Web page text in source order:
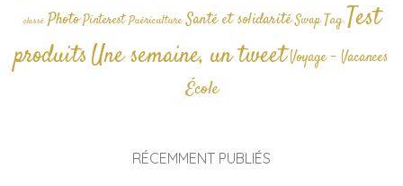
classé Photo Pinterest Puériculture Santé et solidarité Swap TagTest
produitsUne semaine, un tweetVoyage - Vacances
École
RÉCEMMENT PUBLIÉS